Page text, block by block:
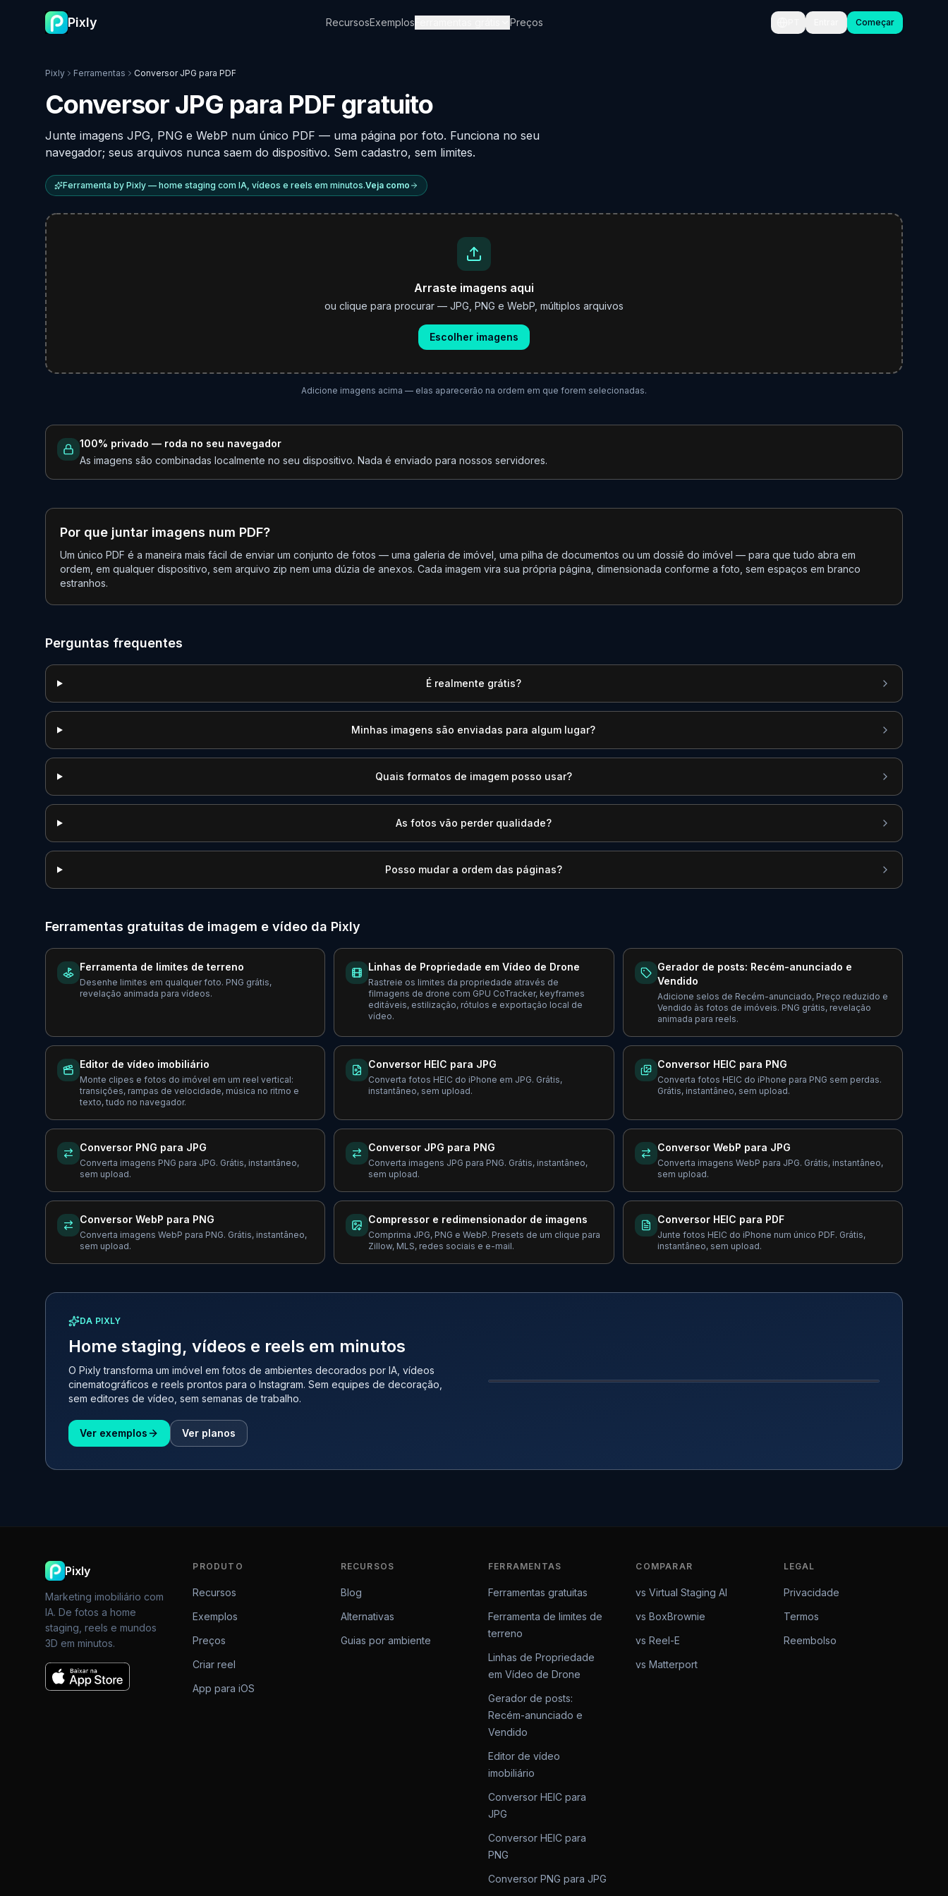
Pixly RecursosExemplos Preços Começar
Pixly Ferramentas Conversor JPG para PDF
Conversor JPG para PDF gratuito
Junte imagens JPG, PNG e WebP num único PDF — uma página por foto. Funciona no seu
navegador; seus arquivos nunca saem do dispositivo. Sem cadastro, sem limites.
Ferramenta by Pixly — home staging com IA, vídeos e reels em minutos.Veja como
Arraste imagens aqui
ou clique para procurar — JPG, PNG e WebP, múltiplos arquivos
Escolher imagens
Adicione imagens acima — elas aparecerão na ordem em que forem selecionadas.
100% privado — roda no seu navegador
As imagens são combinadas localmente no seu dispositivo. Nada é enviado para nossos servidores.
Por que juntar imagens num PDF?
Um único PDF é a maneira mais fácil de enviar um conjunto de fotos — uma galeria de imóvel, uma pilha de documentos ou um dossiê do imóvel — para que tudo abra em
ordem, em qualquer dispositivo, sem arquivo zip nem uma dúzia de anexos. Cada imagem vira sua própria página, dimensionada conforme a foto, sem espaços em branco
estranhos.
Perguntas frequentes
É realmente grátis?
Minhas imagens são enviadas para algum lugar?
Quais formatos de imagem posso usar?
As fotos vão perder qualidade?
Posso mudar a ordem das páginas?
Ferramentas gratuitas de imagem e vídeo da Pixly
Ferramenta de limites de terreno
Desenhe limites em qualquer foto. PNG grátis,
revelação animada para vídeos.
Linhas de Propriedade em Vídeo de Drone
Rastreie os limites da propriedade através de
filmagens de drone com GPU CoTracker, keyframes
editáveis, estilização, rótulos e exportação local de
vídeo.
Gerador de posts: Recém-anunciado e
Vendido
Adicione selos de Recém-anunciado, Preço reduzido e
Vendido às fotos de imóveis. PNG grátis, revelação
animada para reels.
Editor de vídeo imobiliário
Monte clipes e fotos do imóvel em um reel vertical:
transições, rampas de velocidade, música no ritmo e
texto, tudo no navegador.
Conversor HEIC para JPG
Converta fotos HEIC do iPhone em JPG. Grátis,
instantâneo, sem upload.
Conversor HEIC para PNG
Converta fotos HEIC do iPhone para PNG sem perdas.
Grátis, instantâneo, sem upload.
Conversor PNG para JPG
Converta imagens PNG para JPG. Grátis, instantâneo,
sem upload.
Conversor JPG para PNG
Converta imagens JPG para PNG. Grátis, instantâneo,
sem upload.
Conversor WebP para JPG
Converta imagens WebP para JPG. Grátis, instantâneo,
sem upload.
Conversor WebP para PNG
Converta imagens WebP para PNG. Grátis, instantâneo,
sem upload.
Compressor e redimensionador de imagens
Comprima JPG, PNG e WebP. Presets de um clique para
Zillow, MLS, redes sociais e e-mail.
Conversor HEIC para PDF
Junte fotos HEIC do iPhone num único PDF. Grátis,
instantâneo, sem upload.
DA PIXLY
Home staging, vídeos e reels em minutos
O Pixly transforma um imóvel em fotos de ambientes decorados por IA, vídeos
cinematográficos e reels prontos para o Instagram. Sem equipes de decoração,
sem editores de vídeo, sem semanas de trabalho.
Ver exemplos Ver planos
Pixly
Marketing imobiliário com
IA. De fotos a home
staging, reels e mundos
3D em minutos.
PRODUTO
Recursos
Exemplos
Preços
Criar reel
App para iOS
RECURSOS
Blog
Alternativas
Guias por ambiente
FERRAMENTAS
Ferramentas gratuitas
Ferramenta de limites de
terreno
Linhas de Propriedade
em Vídeo de Drone
Gerador de posts:
Recém-anunciado e
Vendido
Editor de vídeo
imobiliário
Conversor HEIC para
JPG
Conversor HEIC para
PNG
Conversor PNG para JPG
COMPARAR
vs Virtual Staging AI
vs BoxBrownie
vs Reel-E
vs Matterport
LEGAL
Privacidade
Termos
Reembolso